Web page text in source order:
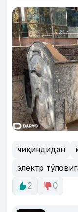
чиқиндидан
электр
2
0